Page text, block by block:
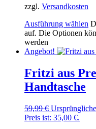
zzgl. Versandkosten
Ausführung wählen
auf. Die Optionen
werden
Angebot!
Fritzi aus
Handtasche
59,99€
Preis ist: 35,00 €.